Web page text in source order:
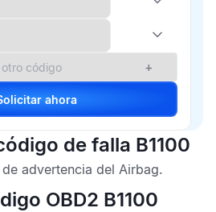
+
Solicitar ahora
de falla B1100
advertencia del Airbag.
OBD2 B1100